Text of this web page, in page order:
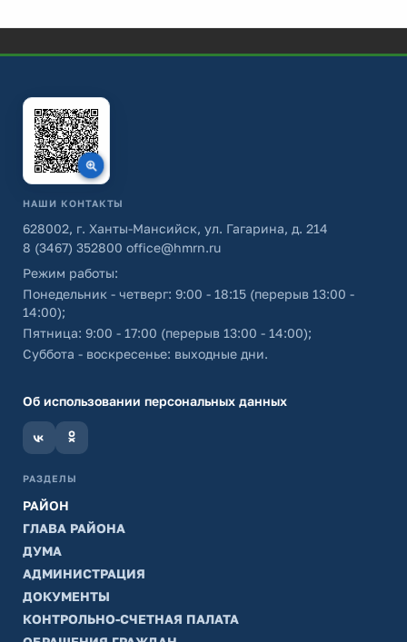
НАШИ КОНТАКТЫ
628002, г. Ханты-Мансийск, ул. Гагарина, д. 214
8 (3467) 352800 office@hmrn.ru
Режим работы:
Понедельник - четверг: 9:00 - 18:15 (перерыв 13:00 -
14:00);
Пятница: 9:00 - 17:00 (перерыв 13:00 - 14:00);
Суббота - воскресенье: выходные дни.
Об использовании персональных данных
РАЗДЕЛЫ
РАЙОН
ГЛАВА РАЙОНА
ДУМА
АДМИНИСТРАЦИЯ
ДОКУМЕНТЫ
КОНТРОЛЬНО-СЧЕТНАЯ ПАЛАТА